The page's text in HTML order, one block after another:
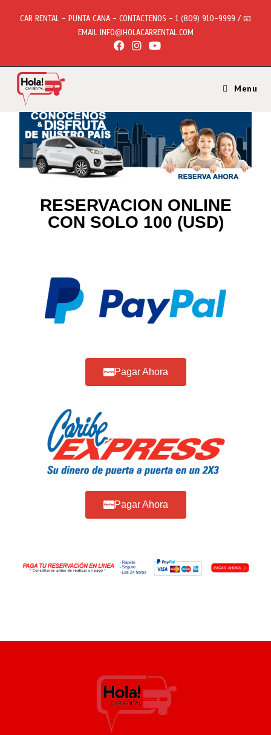
CAR RENTAL - PUNTA CANA - CONTACTENOS - 1 (809) 910-9999 / 📧
EMAIL INFO@HOLACARRENTAL.COM
Menu
RESERVACION ONLINE
CON SOLO 100 (USD)
Pagar Ahora
Pagar Ahora